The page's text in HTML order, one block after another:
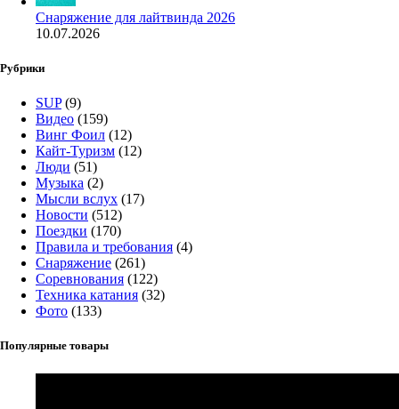
Снаряжение для лайтвинда 2026
10.07.2026
Рубрики
SUP(9)
Видео (159)
Винг Фоил (12)
Кайт-Туризм (12)
Люди (51)
Музыка (2)
Мысли вслух (17)
Новости (512)
Поездки (170)
Правила и требования (4)
Снаряжение (261)
Соревнования (122)
Техника катания (32)
Фото (133)
Популярные товары